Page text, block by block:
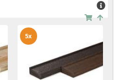
5x